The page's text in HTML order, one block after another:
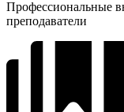
Профессиональные
преподаватели